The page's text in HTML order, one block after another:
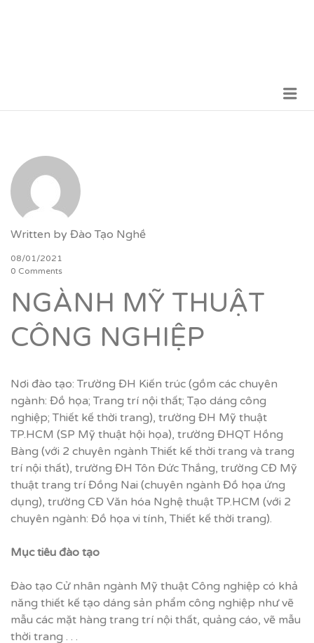
Written by Đào Tạo Nghề
08/01/2021
0 Comments
NGÀNH MỸ THUẬT
CÔNG NGHIỆP
Nơi đào tạo: Trường ĐH Kiến trúc (gồm các chuyên
ngành: Đồ họa; Trang trí nội thất; Tạo dáng công
nghiệp; Thiết kế thời trang), trường ĐH Mỹ thuật
TP.HCM (SP Mỹ thuật hội họa), trường ĐHQT Hồng
Bàng (với 2 chuyên ngành Thiết kế thời trang và trang
trí nội thất), trường ĐH Tôn Đức Thắng, trường CĐ Mỹ
thuật trang trí Đồng Nai (chuyên ngành Đồ họa ứng
dụng), trường CĐ Văn hóa Nghệ thuật TP.HCM (với 2
chuyên ngành: Đồ họa vi tính, Thiết kế thời trang).
Mục tiêu đào tạo
Đào tạo Cử nhân ngành Mỹ thuật Công nghiệp có khả
năng thiết kế tạo dáng sản phẩm công nghiệp như vẽ
mẫu các mặt hàng trang trí nội thất, quảng cáo, vẽ mẫu
thời trang . . .